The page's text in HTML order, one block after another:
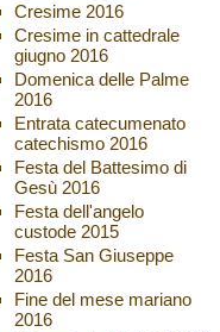
Cresime 2016
Cresime in cattedrale
giugno 2016
Domenica delle Palme
2016
Entrata catecumenato
catechismo 2016
Festa del Battesimo di
Gesù 2016
Festa dell'angelo
custode 2015
Festa San Giuseppe
2016
Fine del mese mariano
2016